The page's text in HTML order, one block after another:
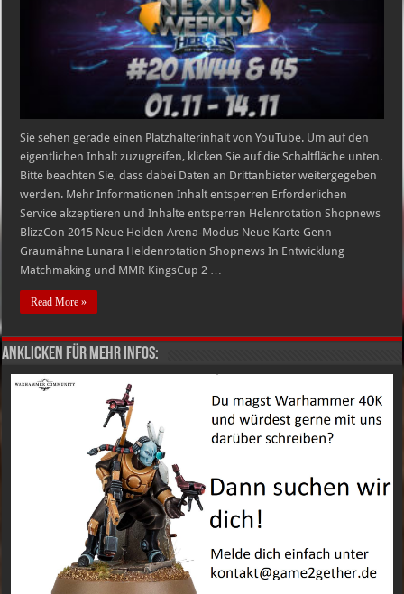
KW
44
&
45
01.11.
–
14.11.
Sie sehen gerade einen Platzhalterinhalt von YouTube. Um auf den
eigentlichen Inhalt zuzugreifen, klicken Sie auf die Schaltfläche unten.
Bitte beachten Sie, dass dabei Daten an Drittanbieter weitergegeben
werden. Mehr Informationen Inhalt entsperren Erforderlichen
Service akzeptieren und Inhalte entsperren Helenrotation Shopnews
BlizzCon 2015 Neue Helden Arena-Modus Neue Karte Genn
Graumähne Lunara Heldenrotation Shopnews In Entwicklung
Matchmaking und MMR KingsCup 2 …
Read More »
Anklicken für mehr Infos: